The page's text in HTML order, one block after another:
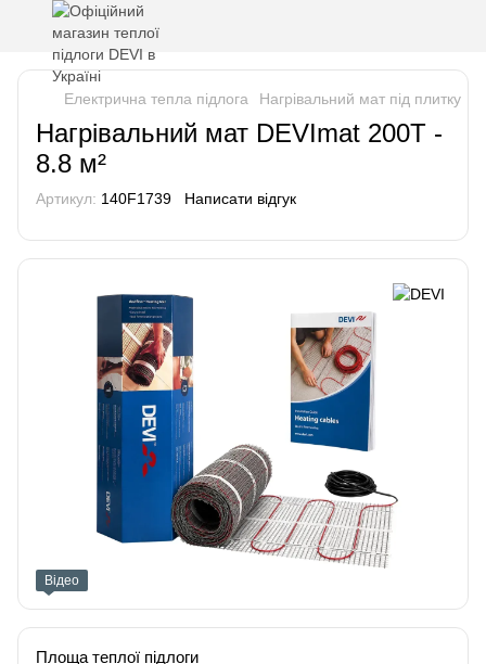
Електрична тепла підлога Нагрівальний мат під плитку
Нагрівальний мат DEVImat 200T -
8.8 м²
Артикул: 140F1739 Написати відгук
Відео
Площа теплої підлоги